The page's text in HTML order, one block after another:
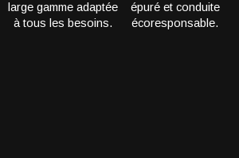
large gamme adaptée
à tous les besoins.
épuré et conduite
écoresponsable.